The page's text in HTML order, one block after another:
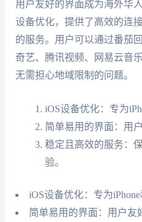
用户友好的界面成为海外华
设备优化，提供了高效的连
的服务。用户可以通过番茄
奇艺、腾讯视频、网易云音
无需担心地域限制的问题。
iOS设备优化：专为
简单易用的界面：用
稳定且高效的服务：
验。
iOS设备优化：专为iPhone
简单易用的界面：用户友